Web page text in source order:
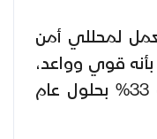
لمحللي أمن
بأنه قوي وواعد،
ومن المتوقع أن ينمو بنسبة 33% بحلول عام